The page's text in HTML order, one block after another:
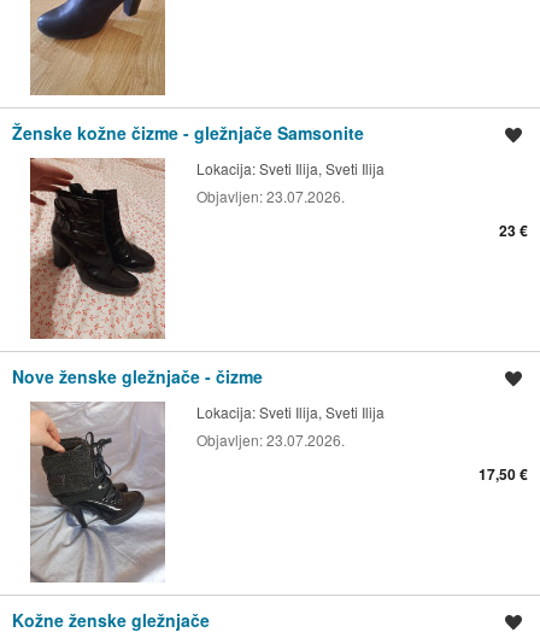
Ženske kožne čizme - gležnjače Samsonite
Lokacija:Sveti Ilija, Sveti Ilija
Objavljen:23.07.2026.
23 €
Nove ženske gležnjače - čizme
Lokacija:Sveti Ilija, Sveti Ilija
Objavljen:23.07.2026.
17,50 €
Kožne ženske gležnjače